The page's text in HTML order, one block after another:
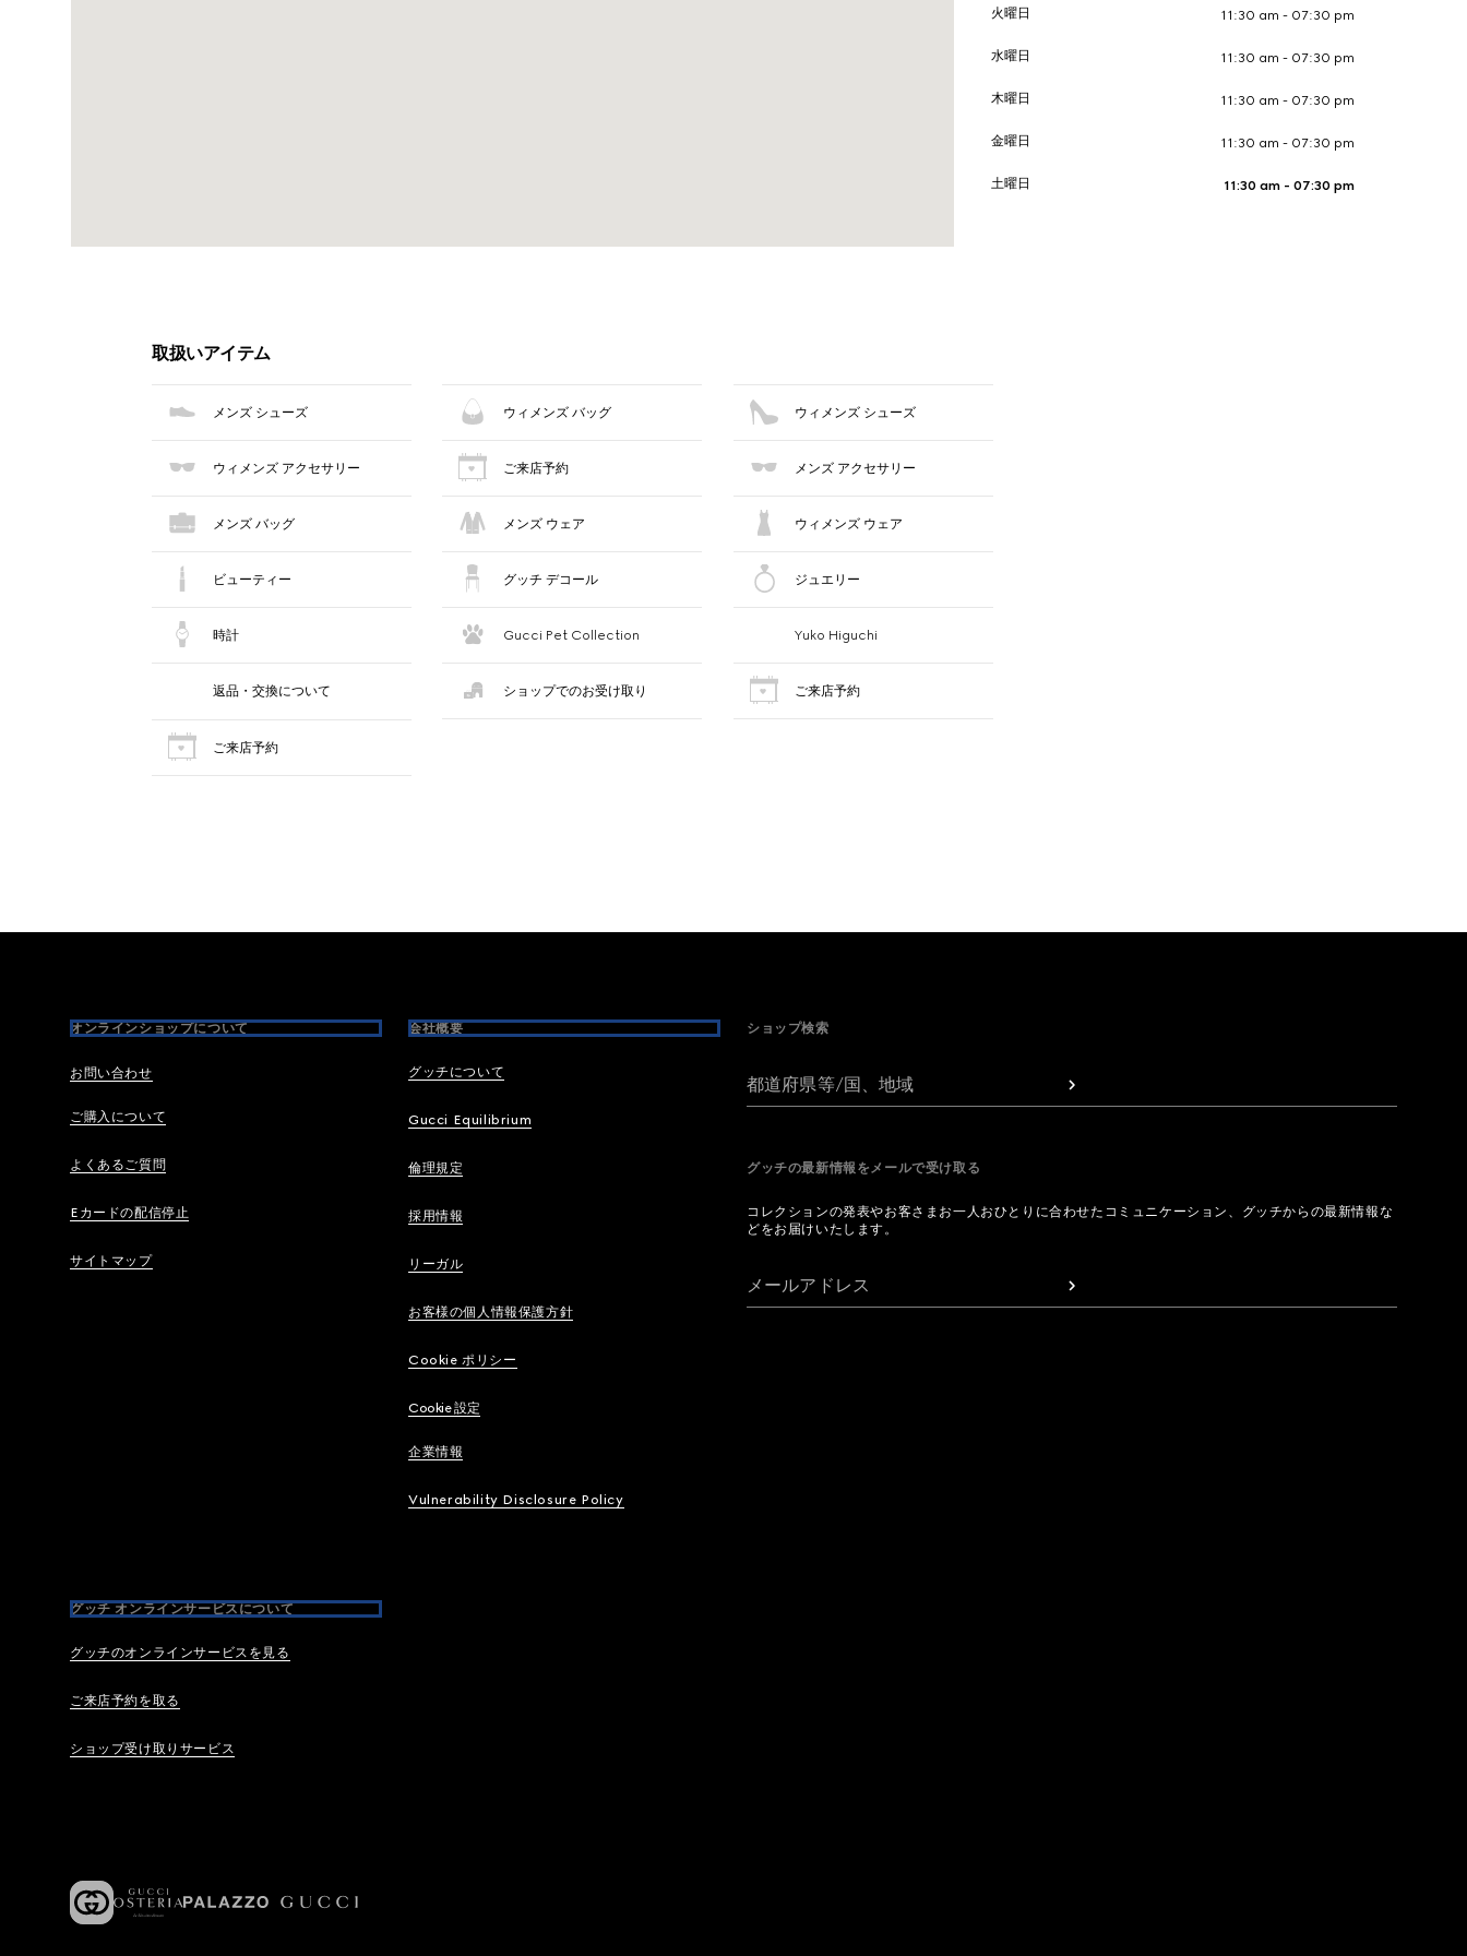
火曜日 11:30 am - 07:30 pm
水曜日 11:30 am - 07:30 pm
木曜日 11:30 am - 07:30 pm
金曜日 11:30 am - 07:30 pm
土曜日 11:30 am - 07:30 pm
取扱いアイテム
メンズ シューズ ウィメンズ バッグ ウィメンズ シューズ
ウィメンズ アクセサリー ご来店予約 メンズ アクセサリー
メンズ バッグ メンズ ウェア ウィメンズ ウェア
ビューティー グッチ デコール ジュエリー
時計 Gucci Pet Collection Yuko Higuchi
返品・交換について ショップでのお受け取り ご来店予約
ご来店予約
Footer
オンラインショップについて
お問い合わせ
ご購入について
よくあるご質問
Eカードの配信停止
サイトマップ
会社概要
グッチについて
Gucci Equilibrium
倫理規定
採用情報
リーガル
お客様の個人情報保護方針
Cookie ポリシー
Cookie 設定
企業情報
Vulnerability Disclosure Policy
グッチ オンラインサービスについて
グッチのオンラインサービスを見る
ご来店予約を取る
ショップ受け取りサービス
ショップ検索
都道府県等/国、地域
グッチの最新情報をメールで受け取る
コレクションの発表やお客さまお一人おひとりに合わせたコミュニケーション、グッチからの最新情報な
どをお届けいたします。
メールアドレス